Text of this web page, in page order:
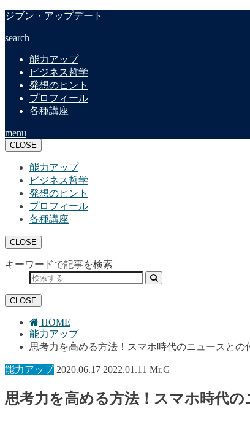
ジブン・アップデート
search
能力アップ
ビジネス哲学
発想のヒント
プロフィール
各種講座
menu
CLOSE
能力アップ
ビジネス哲学
発想のヒント
プロフィール
各種講座
CLOSE
キーワードで記事を検索
CLOSE
HOME
能力アップ
思考力を高める方法！スマホ時代のニュースとの
能力アップ 2020.06.17 2022.01.11 Mr.G
思考力を高める方法！スマホ時代